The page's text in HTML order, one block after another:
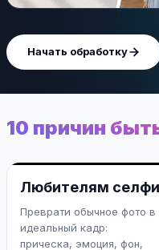
Начать обработку
10 причин
Любителям селфи
Преврати обычное фото в
идеальный кадр:
прическа, эмоция, фон,